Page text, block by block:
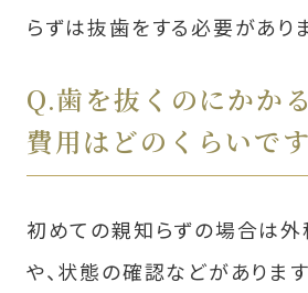
らずは抜⻭をする必要があり
Q.⻭を抜くのにかか
費用はどのくらいで
初めての親知らずの場合は外
や、状態の確認などがありま